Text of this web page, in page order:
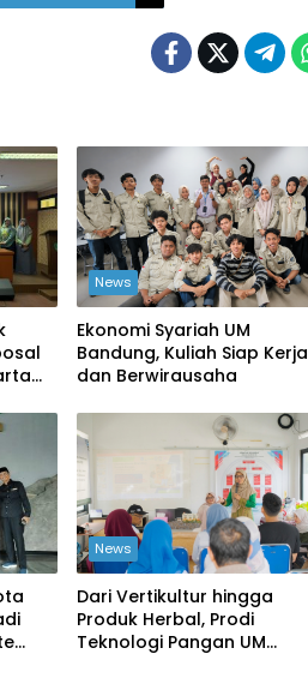
News
Ekonomi Syariah UM
Bandung, Kuliah Siap Kerja
dan Berwirausaha
News
Dari Vertikultur hingga
Produk Herbal, Prodi
Teknologi Pangan UM